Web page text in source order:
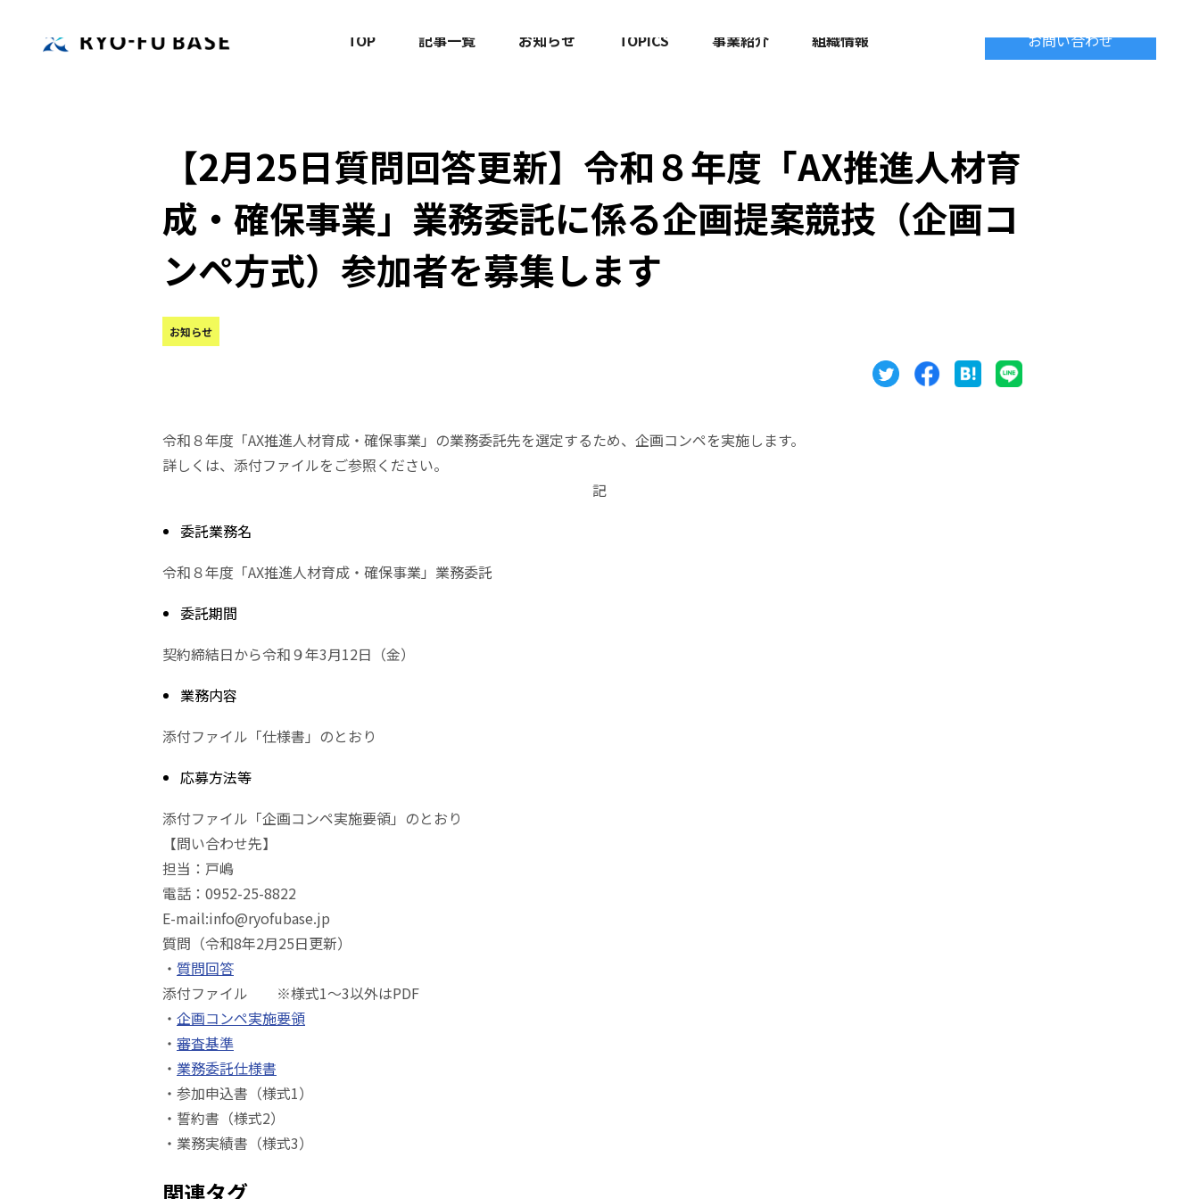
TOP 記事一覧 お知らせ TOPICS 事業紹介 組織情報 お問い合わせ
【2月25日質問回答更新】令和８年度「AX推進人材育
成・確保事業」業務委託に係る企画提案競技（企画コ
ンペ方式）参加者を募集します
お知らせ
令和８年度「AX推進人材育成・確保事業」の業務委託先を選定するため、企画コンペを実施します。
詳しくは、添付ファイルをご参照ください。
記
委託業務名
令和８年度「AX推進人材育成・確保事業」業務委託
委託期間
契約締結日から令和９年3月12日（金）
業務内容
添付ファイル「仕様書」のとおり
応募方法等
添付ファイル「企画コンペ実施要領」のとおり
【問い合わせ先】
担当：戸嶋
電話：0952-25-8822
E-mail:info@ryofubase.jp
質問（令和8年2月25日更新）
・ 質問回答
添付ファイル ※様式1～3以外はPDF
・ 企画コンペ実施要領
・ 審査基準
・ 業務委託仕様書
・参加申込書（様式1）
・誓約書（様式2）
・業務実績書（様式3）
関連タグ